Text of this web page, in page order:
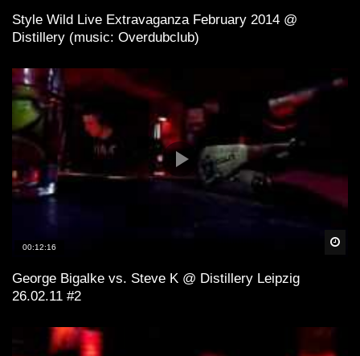
Style Wild Live Extravaganza February 2014 @
Distillery (music: Overdubclub)
00:12:16
George Bigalke vs. Steve K @ Distillery Leipzig
26.02.11 #2